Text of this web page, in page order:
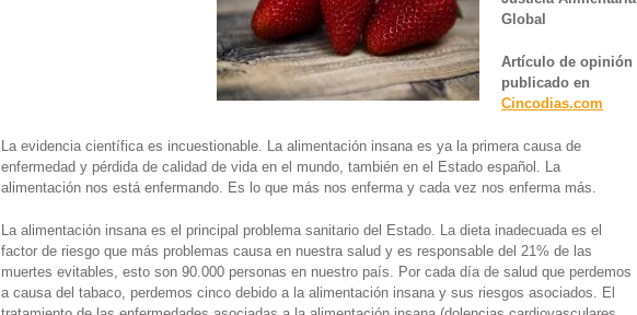
Global
Artículo de opinión
publicado en
Cincodias.com
La evidencia científica es incuestionable. La alimentación insana es ya la primera causa de
enfermedad y pérdida de calidad de vida en el mundo, también en el Estado español. La
alimentación nos está enfermando. Es lo que más nos enferma y cada vez nos enferma más.
La alimentación insana es el principal problema sanitario del Estado. La dieta inadecuada es el
factor de riesgo que más problemas causa en nuestra salud y es responsable del 21% de las
muertes evitables, esto son 90.000 personas en nuestro país. Por cada día de salud que perdemos
a causa del tabaco, perdemos cinco debido a la alimentación insana y sus riesgos asociados. El